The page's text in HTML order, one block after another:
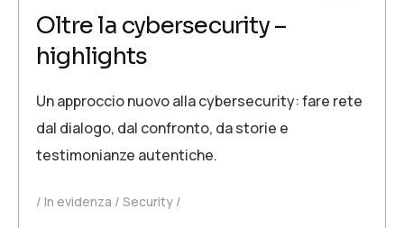
Oltre la cybersecurity –
highlights
Un approccio nuovo alla cybersecurity: fare rete
dal dialogo, dal confronto, da storie e
testimonianze autentiche.
In evidenza Security